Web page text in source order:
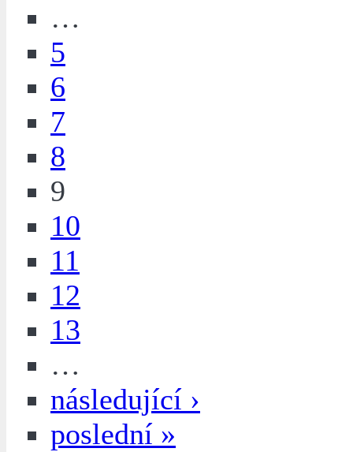
…
5
6
7
8
9
10
11
12
13
…
následující ›
poslední »